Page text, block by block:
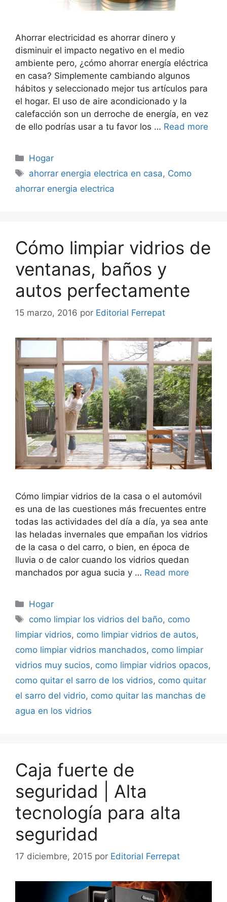
Ahorrar electricidad es ahorrar dinero y
disminuir el impacto negativo en el medio
ambiente pero, ¿cómo ahorrar energía eléctrica
en casa? Simplemente cambiando algunos
hábitos y seleccionado mejor tus artículos para
el hogar. El uso de aire acondicionado y la
calefacción son un derroche de energía, en vez
de ello podrías usar a tu favor los … Read more
Categorías
Hogar
Etiquetas
ahorrar energia electrica en casa, Como
ahorrar energia electrica
Cómo limpiar vidrios de
ventanas, baños y
autos perfectamente
15 marzo, 2016 por Editorial Ferrepat
Cómo limpiar vidrios de la casa o el automóvil
es una de las cuestiones más frecuentes entre
todas las actividades del día a día, ya sea ante
las heladas invernales que empañan los vidrios
de la casa o del carro, o bien, en época de
lluvia o de calor cuando los vidrios quedan
manchados por agua sucia y … Read more
Categorías
Hogar
Etiquetas
como limpiar los vidrios del baño, como
limpiar vidrios, como limpiar vidrios de autos,
como limpiar vidrios manchados, como limpiar
vidrios muy sucios, como limpiar vidrios opacos,
como quitar el sarro de los vidrios, como quitar
el sarro del vidrio, como quitar las manchas de
agua en los vidrios
Caja fuerte de
seguridad | Alta
tecnología para alta
seguridad
17 diciembre, 2015 por Editorial Ferrepat